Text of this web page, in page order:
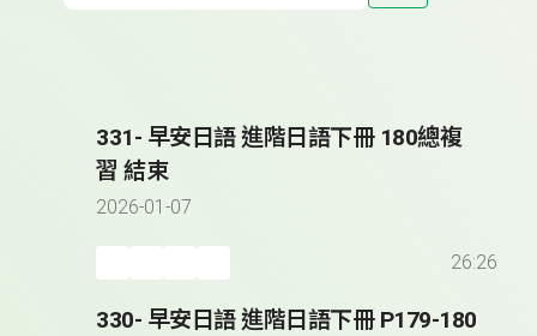
331- 早安日語 進階日語下冊 180總複
習 結束
2026-01-07
26:26
330- 早安日語 進階日語下冊 P179-180